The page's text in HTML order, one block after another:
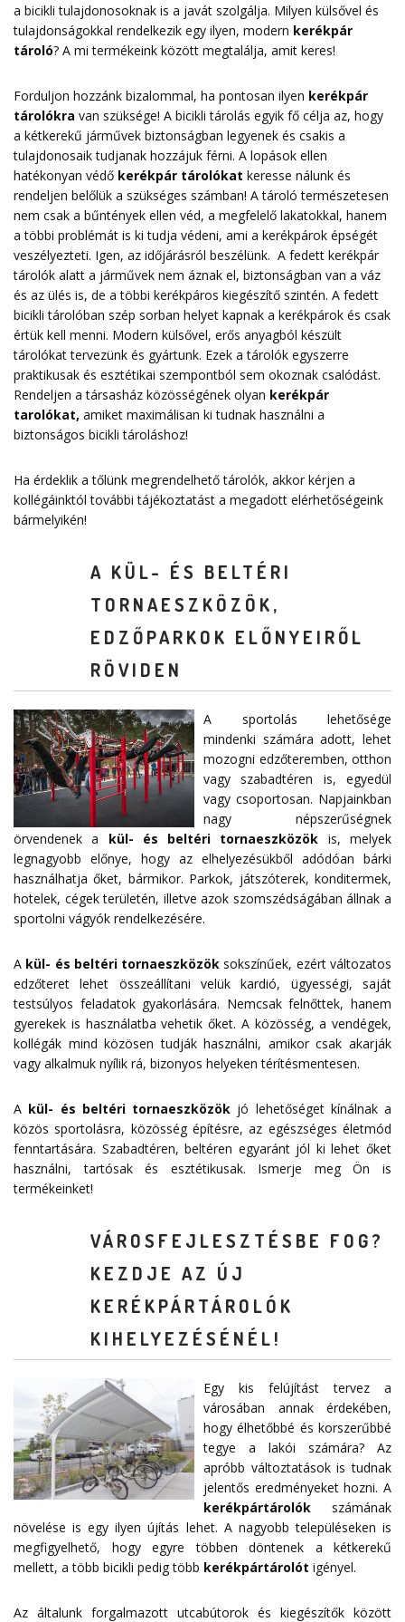
a bicikli tulajdonosoknak is a javát szolgálja. Milyen külsővel és
tulajdonságokkal rendelkezik egy ilyen, modern kerékpár
tároló? A mi termékeink között megtalálja, amit keres!
Forduljon hozzánk bizalommal, ha pontosan ilyen kerékpár
tárolókra van szüksége! A bicikli tárolás egyik fő célja az, hogy
a kétkerekű járművek biztonságban legyenek és csakis a
tulajdonosaik tudjanak hozzájuk férni. A lopások ellen
hatékonyan védő kerékpár tárolókat keresse nálunk és
rendeljen belőlük a szükséges számban! A tároló természetesen
nem csak a bűntények ellen véd, a megfelelő lakatokkal, hanem
a többi problémát is ki tudja védeni, ami a kerékpárok épségét
veszélyezteti. Igen, az időjárásról beszélünk. A fedett kerékpár
tárolók alatt a járművek nem áznak el, biztonságban van a váz
és az ülés is, de a többi kerékpáros kiegészítő szintén. A fedett
bicikli tárolóban szép sorban helyet kapnak a kerékpárok és csak
értük kell menni. Modern külsővel, erős anyagból készült
tárolókat tervezünk és gyártunk. Ezek a tárolók egyszerre
praktikusak és esztétikai szempontból sem okoznak csalódást.
Rendeljen a társasház közösségének olyan kerékpár
tarolókat, amiket maximálisan ki tudnak használni a
biztonságos bicikli tároláshoz!
Ha érdeklik a tőlünk megrendelhető tárolók, akkor kérjen a
kollégáinktól további tájékoztatást a megadott elérhetőségeink
bármelyikén!
A KÜL- ÉS BELTÉRI
TORNAESZKÖZÖK,
EDZŐPARKOK ELŐNYEIRŐL
RÖVIDEN
A sportolás lehetősége
mindenki számára adott, lehet
mozogni edzőteremben, otthon
vagy szabadtéren is, egyedül
vagy csoportosan. Napjainkban
nagy népszerűségnek
örvendenek a kül- és beltéri tornaeszközök is, melyek
legnagyobb előnye, hogy az elhelyezésükből adódóan bárki
használhatja őket, bármikor. Parkok, játszóterek, konditermek,
hotelek, cégek területén, illetve azok szomszédságában állnak a
sportolni vágyók rendelkezésére.
A kül- és beltéri tornaeszközök sokszínűek, ezért változatos
edzőteret lehet összeállítani velük kardió, ügyességi, saját
testsúlyos feladatok gyakorlására. Nemcsak felnőttek, hanem
gyerekek is használatba vehetik őket. A közösség, a vendégek,
kollégák mind közösen tudják használni, amikor csak akarják
vagy alkalmuk nyílik rá, bizonyos helyeken térítésmentesen.
A kül- és beltéri tornaeszközök jó lehetőséget kínálnak a
közös sportolásra, közösség építésre, az egészséges életmód
fenntartására. Szabadtéren, beltéren egyaránt jól ki lehet őket
használni, tartósak és esztétikusak. Ismerje meg Ön is
termékeinket!
VÁROSFEJLESZTÉSBE FOG?
KEZDJE AZ ÚJ
KERÉKPÁRTÁROLÓK
KIHELYEZÉSÉNÉL!
Egy kis felújítást tervez a
városában annak érdekében,
hogy élhetőbbé és korszerűbbé
tegye a lakói számára? Az
apróbb változtatások is tudnak
jelentős eredményeket hozni. A
kerékpártárolók számának
növelése is egy ilyen újítás lehet. A nagyobb településeken is
megfigyelhető, hogy egyre többen döntenek a kétkerekű
mellett, a több bicikli pedig több kerékpártárolót igényel.
Az általunk forgalmazott utcabútorok és kiegészítők között